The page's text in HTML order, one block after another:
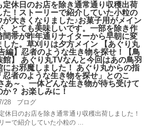
定休日のお店を除き通常通り収穫出荷
た！ストーリーで紹介していた小粒の
が大きくなりました♪お菓子用がメイン
、とても美味しいです。一部を除き作
間帯が昨年通りナイターから早朝に変
した。草刈りは夕方メイン 【あぐり丸
編】忍者のような生き物を探せ！【鳥
館】 あぐり丸TVなんと今回はあの鳥羽
にお邪魔しました！ あぐり丸からの指
忍者のような生き物を探せ」とのこ
あ～、一体どんな生き物が待ち受けて
か？ お楽しみに！
28
ブログ
休日のお店を除き通常通り収穫出荷しました！
ーで紹介していた小粒の ...